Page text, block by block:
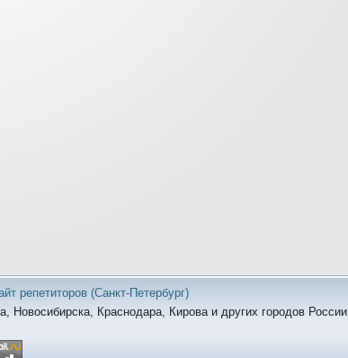
репетиторов (Санкт-Петербург)
Новосибирска, Краснодара, Кирова и других городов России